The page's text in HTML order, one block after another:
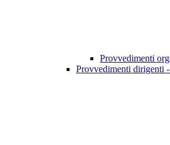
Provvedimenti
Provvedimenti dirigenti